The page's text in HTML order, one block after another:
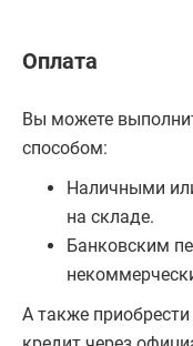
Оплата
Вы можете
способом:
Наличными
на складе.
Банковским
А также